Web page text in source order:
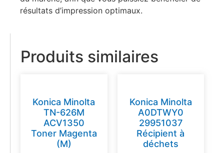
résultats d’impression optimaux.
Produits similaires
Konica Minolta
TN-626M
ACV1350
Toner Magenta
(M)
Konica Minolta
A0DTWY0
29951037
Récipient à
déchets